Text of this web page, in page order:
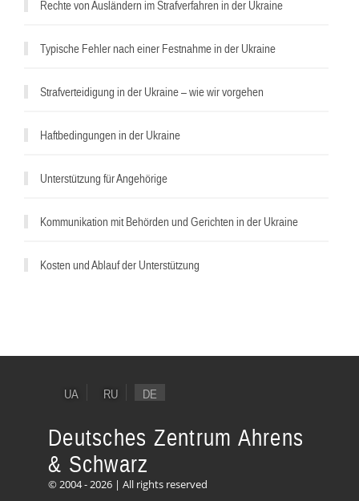
Rechte von Ausländern im Strafverfahren in der Ukraine
Typische Fehler nach einer Festnahme in der Ukraine
Strafverteidigung in der Ukraine – wie wir vorgehen
Haftbedingungen in der Ukraine
Unterstützung für Angehörige
Kommunikation mit Behörden und Gerichten in der Ukraine
Kosten und Ablauf der Unterstützung
UA RU DE
Deutsches Zentrum Ahrens
& Schwarz
© 2004 - 2026 | All rights reserved